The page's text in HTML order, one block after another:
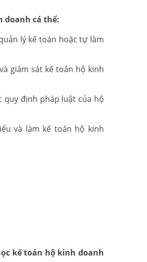
doanh cá thể:
lý kế toán hoặc tự làm
giám sát kế toán hộ kinh
quy định pháp luật của hộ
và làm kế toán hộ kinh
kế toán hộ kinh doanh